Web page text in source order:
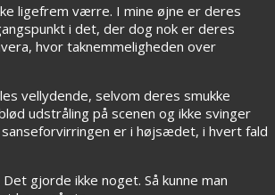
ligefrem værre. I mine øjne er deres
i det, der dog nok er deres
hvor taknemmeligheden over
vellydende, selvom deres smukke
udstråling på scenen og ikke svinger
er i højsædet, i hvert fald
gjorde ikke noget. Så kunne man